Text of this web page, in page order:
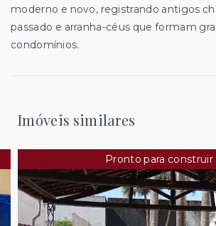
moderno e novo, registrando antigos
passado e arranha-céus que formam
condomínios.
Imóveis similares
Pronto para construir